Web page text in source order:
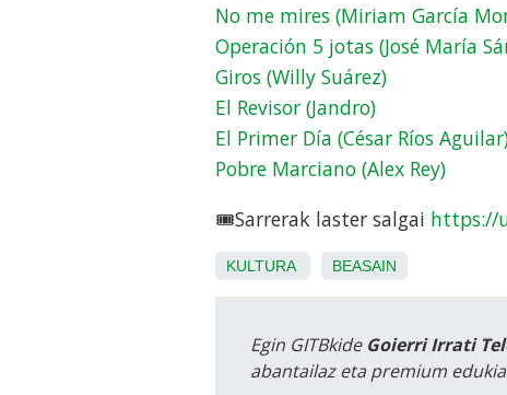
No me mires (Miriam García
Operación 5 jotas (José María
Giros (Willy Suárez)
El Revisor (Jandro)
El Primer Día (César Ríos
Pobre Marciano (Alex Rey)
🎟️Sarrerak laster salgai https://
KULTURA BEASAIN
Egin GITBkide Goierri Irrati
abantailaz eta premium